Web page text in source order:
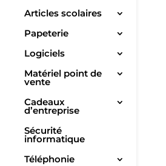
Articles scolaires
Papeterie
Logiciels
Matériel point de
vente
Cadeaux
d’entreprise
Sécurité
informatique
Téléphonie